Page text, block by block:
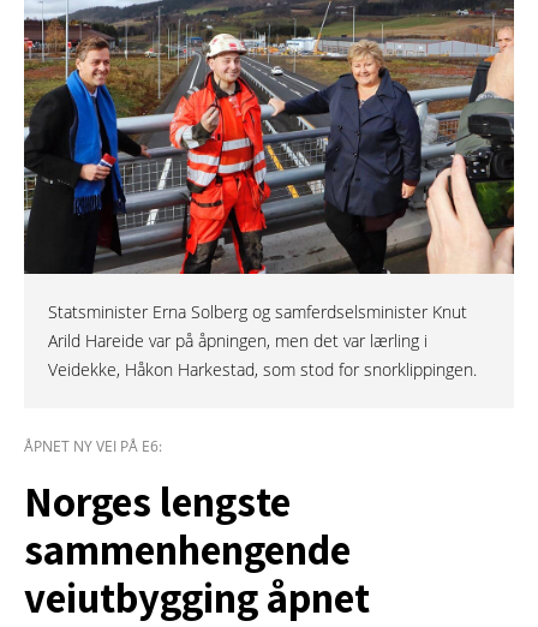
Statsminister Erna Solberg og samferdselsminister Knut
Arild Hareide var på åpningen, men det var lærling i
Veidekke, Håkon Harkestad, som stod for snorklippingen.
ÅPNET NY VEI PÅ E6:
Norges lengste
sammenhengende
veiutbygging åpnet